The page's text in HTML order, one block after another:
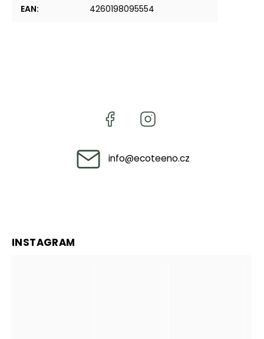
EAN: 4260198095554
info@ecoteeno.cz
INSTAGRAM